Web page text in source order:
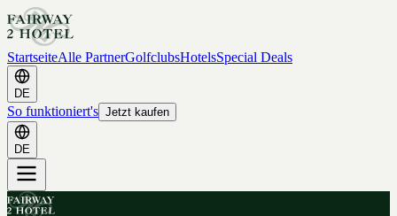
StartseiteAlle PartnerGolfclubsHotelsSpecial Deals
DE
So funktioniert's Jetzt kaufen
DE